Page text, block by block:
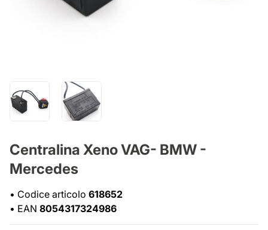
Centralina Xeno VAG- BMW -
Mercedes
• Codice articolo 618652
• EAN 8054317324986